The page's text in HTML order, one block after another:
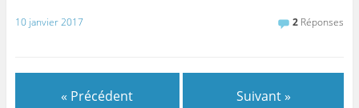
10 janvier 2017 2 Réponses
« Précédent Suivant »